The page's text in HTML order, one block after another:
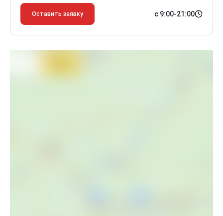
Оставить заявку с 9:00-21:00